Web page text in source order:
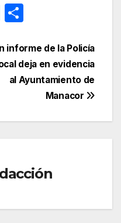
T
e
gr
m
p
ar
informe de la Policía
deja en evidencia
al Ayuntamiento de
Manacor